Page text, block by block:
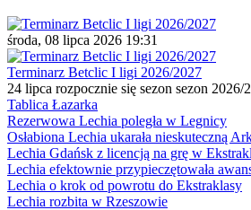
środa, 08 lipca 2026 19:31
Terminarz Betclic I ligi 2026/2027
24 lipca rozpocznie się sezon sezon
Tablica Łazarka
Rezerwowa Lechia poległa w Legnicy
Osłabiona Lechia ukarała nieskuteczną
Lechia Gdańsk z licencją na grę w
Lechia efektownie przypieczętowała
Lechia o krok od powrotu do Ekstraklasy
Lechia rozbita w Rzeszowie